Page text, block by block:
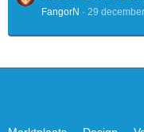
FangorN 29